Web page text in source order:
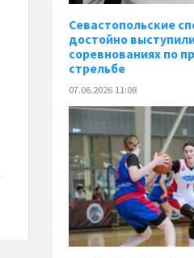
Севастопольские
достойно
соревнованиях по
стрельбе
07.06.2026 11:08